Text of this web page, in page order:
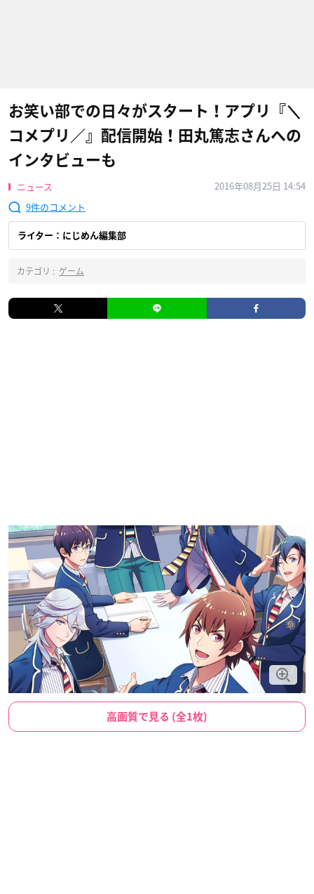
お笑い部での日々がスタート！アプリ『＼
コメプリ／』配信開始！田丸篤志さん​への
インタビューも
ニュース
2016年08月25日 14:54
9
ライター：にじめん編集部
カテゴリ : ゲーム
高画質で見る (全1枚)